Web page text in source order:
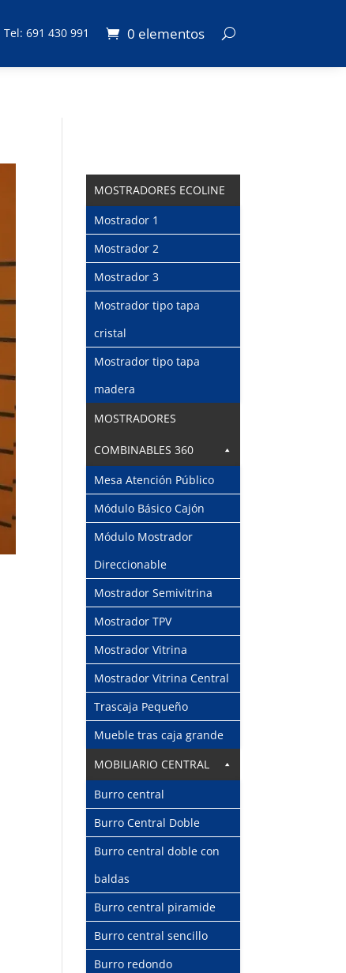
Tel: 691 430 991 0 elementos
MOSTRADORES ECOLINE
Mostrador 1
Mostrador 2
Mostrador 3
Mostrador tipo tapa
cristal
Mostrador tipo tapa
madera
MOSTRADORES
COMBINABLES 360
Mesa Atención Público
Módulo Básico Cajón
Módulo Mostrador
Direccionable
Mostrador Semivitrina
Mostrador TPV
Mostrador Vitrina
Mostrador Vitrina Central
Trascaja Pequeño
Mueble tras caja grande
MOBILIARIO CENTRAL
Burro central
Burro Central Doble
Burro central doble con
baldas
Burro central piramide
Burro central sencillo
Burro redondo